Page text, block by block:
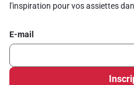
l'inspiration pour vos assiettes
E-mail